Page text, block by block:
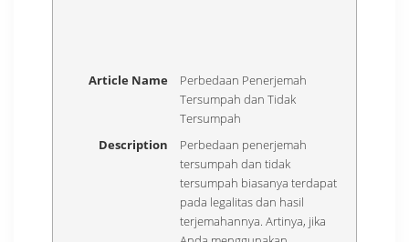
Article Name
Perbedaan Penerjemah
Tersumpah dan Tidak
Tersumpah
Description
Perbedaan penerjemah
tersumpah dan tidak
tersumpah biasanya terdapat
pada legalitas dan hasil
terjemahannya. Artinya, jika